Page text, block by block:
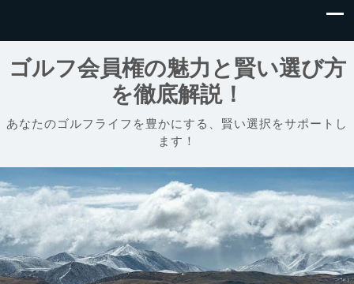
ゴルフ会員権の魅力と賢い選び方
を徹底解説！
あなたのゴルフライフを豊かにする、賢い選択をサポートし
ます！